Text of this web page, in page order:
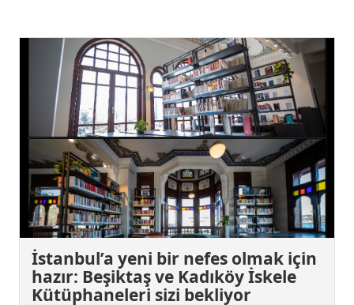
İstanbul’a yeni bir nefes olmak için
hazır: Beşiktaş ve Kadıköy İskele
Kütüphaneleri sizi bekliyor